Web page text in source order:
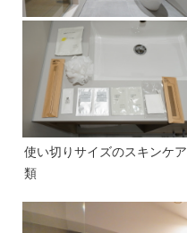
使い切りサイズのスキンケア
類